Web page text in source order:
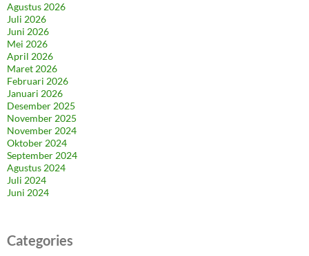
Agustus 2026
Juli 2026
Juni 2026
Mei 2026
April 2026
Maret 2026
Februari 2026
Januari 2026
Desember 2025
November 2025
November 2024
Oktober 2024
September 2024
Agustus 2024
Juli 2024
Juni 2024
Categories